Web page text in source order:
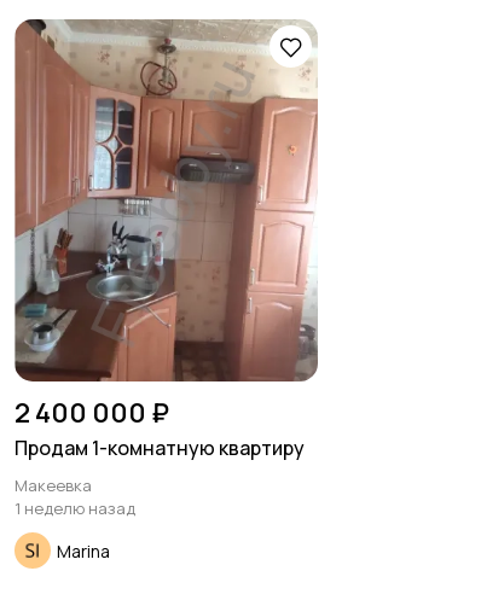
2 400 000 ₽
Продам 1-комнатную квартиру
Макеевка
1 неделю назад
Marina